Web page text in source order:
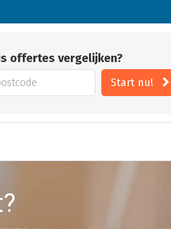
offertes vergelijken?
Start nu!